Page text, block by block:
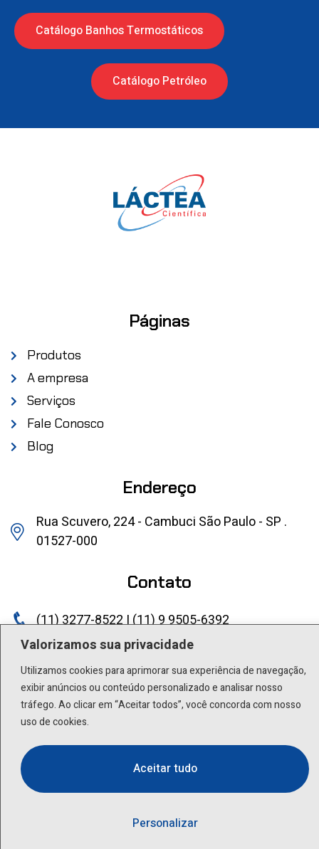
Valorizamos sua privacidade
Utilizamos cookies para aprimorar sua experiência de navegação,
exibir anúncios ou conteúdo personalizado e analisar nosso
tráfego. Ao clicar em “Aceitar todos”, você concorda com nosso
uso de cookies.
Personalizar
Aceitar tudo
Catálogo Banhos Termostáticos
Catálogo Petróleo
Páginas
Produtos
A empresa
Serviços
Fale Conosco
Blog
Endereço
Rua Scuvero, 224 - Cambuci São Paulo - SP .
01527-000
Contato
(11) 3277-8522 | (11) 9 9505-6392
lactea@lactea.com.br
Social